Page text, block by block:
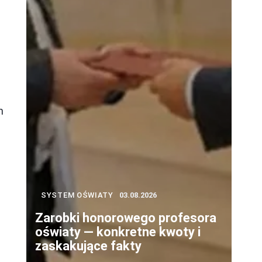
SYSTEM OŚWIATY 03.08.2026
Zarobki honorowego profesora
oświaty — konkretne kwoty i
zaskakujące fakty